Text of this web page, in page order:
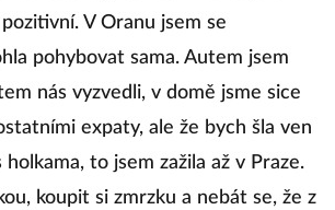
V Oranu jsem se
pohybovat sama. Autem jsem
nás vyzvedli, v domě jsme sice
expaty, ale že bych šla ven
holkama, to jsem zažila až v Praze.
koupit si zmrzku a nebát se, že z